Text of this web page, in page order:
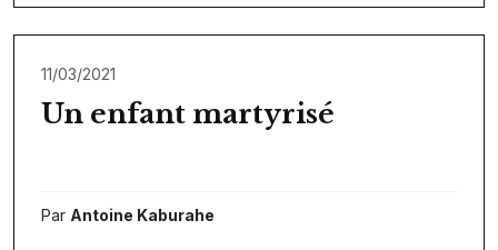
11/03/2021
Un enfant martyrisé
Par Antoine Kaburahe